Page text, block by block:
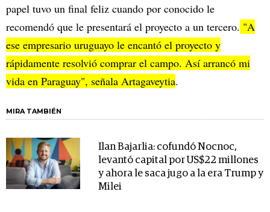
papel tuvo un final feliz cuando por conocido le
recomendó que le presentará el proyecto a un tercero. "A
ese empresario uruguayo le encantó el proyecto y
rápidamente resolvió comprar el campo. Así arrancó mi
vida en Paraguay", señala Artagaveytia.
MIRA TAMBIÉN
Ilan Bajarlia: cofundó Nocnoc,
levantó capital por US$22 millones
y ahora le saca jugo a la era Trump y
Milei